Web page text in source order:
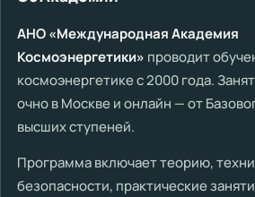
АНО «Международная Академия
Космоэнергетики» проводит
космоэнергетике с 2000 года.
очно в Москве и онлайн — от
высших ступеней.
Программа включает теорию,
безопасности, практические